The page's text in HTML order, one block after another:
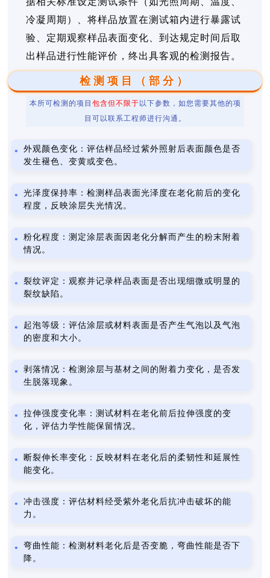
冷凝周期）、将样品放置在测试箱内进行暴露试
验、定期观察样品表面变化、到达规定时间后取
出样品进行性能评价，终出具客观的检测报告。
检测项目（部分）
本所可检测的项目 包含但不限于 以下参数，如您需要其他的项
目可以联系工程师进行沟通。
外观颜色变化：评估样品经过紫外照射后表面颜色是否
发生褪色、变黄或变色。
光泽度保持率：检测样品表面光泽度在老化前后的变化
程度，反映涂层失光情况。
粉化程度：测定涂层表面因老化分解而产生的粉末附着
情况。
裂纹评定：观察并记录样品表面是否出现细微或明显的
裂纹缺陷。
起泡等级：评估涂层或材料表面是否产生气泡以及气泡
的密度和大小。
剥落情况：检测涂层与基材之间的附着力变化，是否发
生脱落现象。
拉伸强度变化率：测试材料在老化前后拉伸强度的变
化，评估力学性能保留情况。
断裂伸长率变化：反映材料在老化后的柔韧性和延展性
能变化。
冲击强度：评估材料经受紫外老化后抗冲击破坏的能
力。
弯曲性能：检测材料老化后是否变脆，弯曲性能是否下
降。